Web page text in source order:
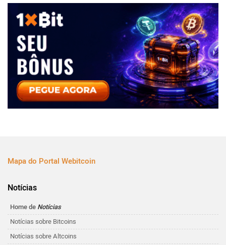
Mapa do Portal Webitcoin
Notícias
Home de Notícias
Notícias sobre Bitcoins
Notícias sobre Altcoins